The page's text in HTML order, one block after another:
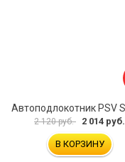
2 120 руб. 2 014 руб.
В КОРЗИНУ